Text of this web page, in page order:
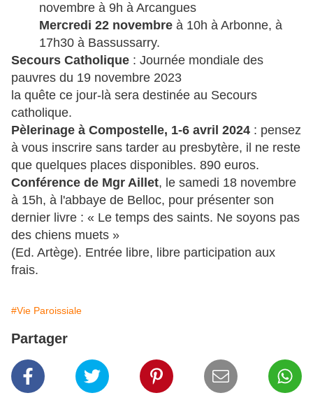
novembre à 9h à Arcangues
Mercredi 22 novembre à 10h à Arbonne, à
17h30 à Bassussarry.
Secours Catholique : Journée mondiale des
pauvres du 19 novembre 2023
la quête ce jour-là sera destinée au Secours
catholique.
Pèlerinage à Compostelle, 1-6 avril 2024 : pensez
à vous inscrire sans tarder au presbytère, il ne reste
que quelques places disponibles. 890 euros.
Conférence de Mgr Aillet, le samedi 18 novembre
à 15h, à l'abbaye de Belloc, pour présenter son
dernier livre : « Le temps des saints. Ne soyons pas
des chiens muets »
(Ed. Artège). Entrée libre, libre participation aux
frais.
#Vie Paroissiale
Partager